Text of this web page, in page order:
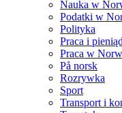
Nauka w
Podatki w
Polityka
Praca i
Praca w
På norsk
Rozrywka
Sport
Transport i